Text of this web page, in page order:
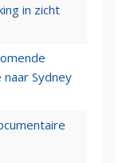
in zicht
Sydney